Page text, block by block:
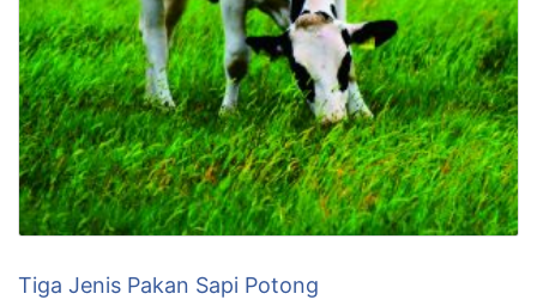
Tiga Jenis Pakan Sapi Potong